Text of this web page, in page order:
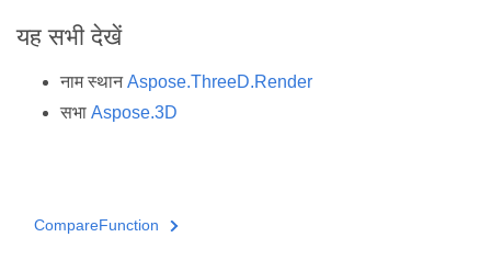
यह सभी देखें
नाम स्थानAspose.ThreeD.Render
सभा Aspose.3D
CompareFunction